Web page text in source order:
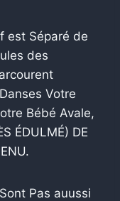
est Séparé de
des
Votre
Bébé Avale,
ÉDULMÉ) DE
Pas auussi